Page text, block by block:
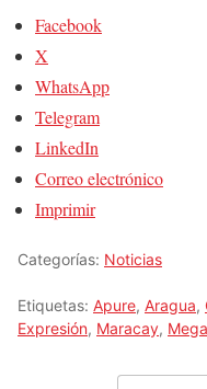
Facebook
X
WhatsApp
Telegram
LinkedIn
Correo electrónico
Imprimir
Categorías: Noticias
Etiquetas: Apure, Aragua,
Expresión, Maracay,